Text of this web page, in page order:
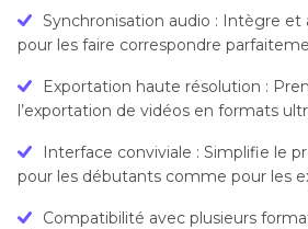
Synchronisation audio : Intègre et
pour les faire correspondre
Exportation haute résolution :
l’exportation de vidéos en formats
Interface conviviale : Simplifie le
pour les débutants comme pour les
Compatibilité avec plusieurs